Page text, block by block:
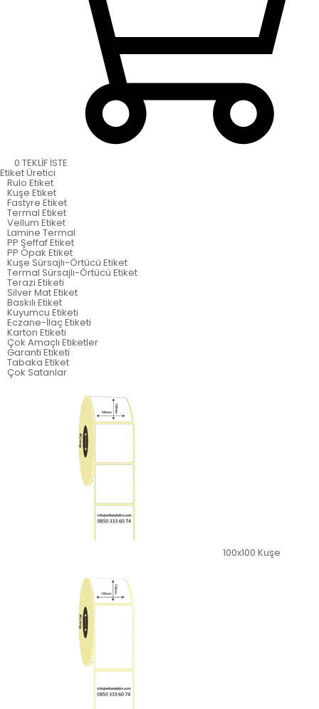
0 TEKLİF İSTE
EtiketÜretici
Rulo Etiket
Kuşe Etiket
Fastyre Etiket
Termal Etiket
Vellum Etiket
Lamine Termal
PP Şeffaf Etiket
PP Opak Etiket
Kuşe Sürsajlı-Örtücü Etiket
Termal Sürsajlı-Örtücü Etiket
Terazi Etiketi
Silver Mat Etiket
Baskılı Etiket
Kuyumcu Etiketi
Eczane-İlaç Etiketi
Karton Etiketi
Çok Amaçlı Etiketler
Garanti Etiketi
Tabaka Etiket
Çok Satanlar
100x100 Kuşe